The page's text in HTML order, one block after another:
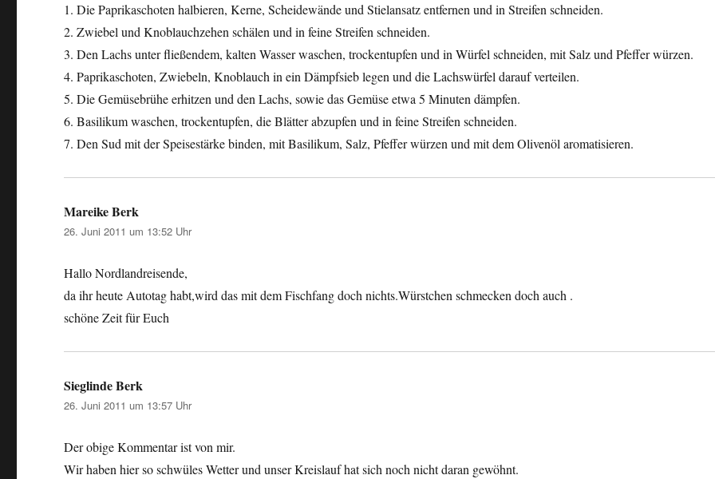
1. Die Paprikaschoten halbieren, Kerne, Scheidewände und Stielansatz entfernen und in Streifen schneiden.
2. Zwiebel und Knoblauchzehen schälen und in feine Streifen schneiden.
3. Den Lachs unter fließendem, kalten Wasser waschen, trockentupfen und in Würfel schneiden, mit Salz und Pfeffer würzen.
4. Paprikaschoten, Zwiebeln, Knoblauch in ein Dämpfsieb legen und die Lachswürfel darauf verteilen.
5. Die Gemüsebrühe erhitzen und den Lachs, sowie das Gemüse etwa 5 Minuten dämpfen.
6. Basilikum waschen, trockentupfen, die Blätter abzupfen und in feine Streifen schneiden.
7. Den Sud mit der Speisestärke binden, mit Basilikum, Salz, Pfeffer würzen und mit dem Olivenöl aromatisieren.
Mareike Berk
26. Juni 2011 um 13:52 Uhr
Hallo Nordlandreisende,
da ihr heute Autotag habt,wird das mit dem Fischfang doch nichts.Würstchen schmecken doch auch .
schöne Zeit für Euch
Sieglinde Berk
26. Juni 2011 um 13:57 Uhr
Der obige Kommentar ist von mir.
Wir haben hier so schwüles Wetter und unser Kreislauf hat sich noch nicht daran gewöhnt.